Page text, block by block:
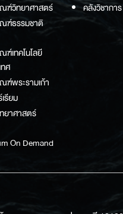
วิทยาศาสตร์
ธรรมชาติ
เทคโนโลยี
ศ
พระรามเก้า
รียม
ยาศาสตร์
On Demand
คลังวิชาการ